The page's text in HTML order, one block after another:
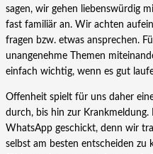
sagen, wir gehen liebenswürdig
fast familiär an. Wir achten
fragen bzw. etwas ansprechen.
unangenehme Themen
einfach wichtig, wenn es gut
Offenheit spielt für uns daher
durch, bis hin zur
WhatsApp geschickt, denn wir
selbst am besten entscheiden zu